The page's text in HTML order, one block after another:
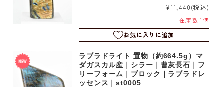
¥11,440(税込)
在庫数 1個
お気に入りに追加
ラブラドライト 置物（約664.5g）マ
ダガスカル産｜シラー｜曹灰長石｜フ
リーフォーム｜ブロック｜ラブラドレ
ッセンス｜st0005